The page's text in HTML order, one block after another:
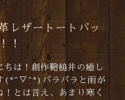
レザートートバッ
！
ちは！創作鞄槌井の癒し
(*^▽^*)パラパラと雨が
！とは言え、あまり寒く